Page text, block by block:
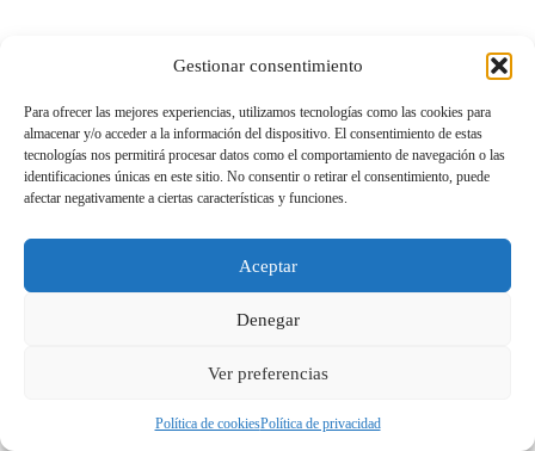
Gestionar consentimiento
Para ofrecer las mejores experiencias, utilizamos tecnologías como las cookies para
almacenar y/o acceder a la información del dispositivo. El consentimiento de estas
tecnologías nos permitirá procesar datos como el comportamiento de navegación o las
identificaciones únicas en este sitio. No consentir o retirar el consentimiento, puede
afectar negativamente a ciertas características y funciones.
Aceptar
Denegar
Ver preferencias
Política de cookiesPolítica de privacidad